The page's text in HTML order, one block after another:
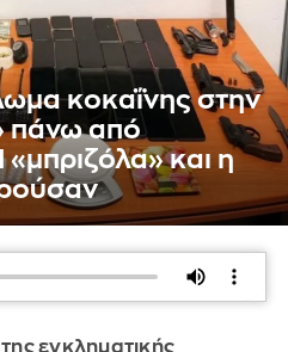
κοκαΐνης στην
πάνω από
και η
εγκληματικής